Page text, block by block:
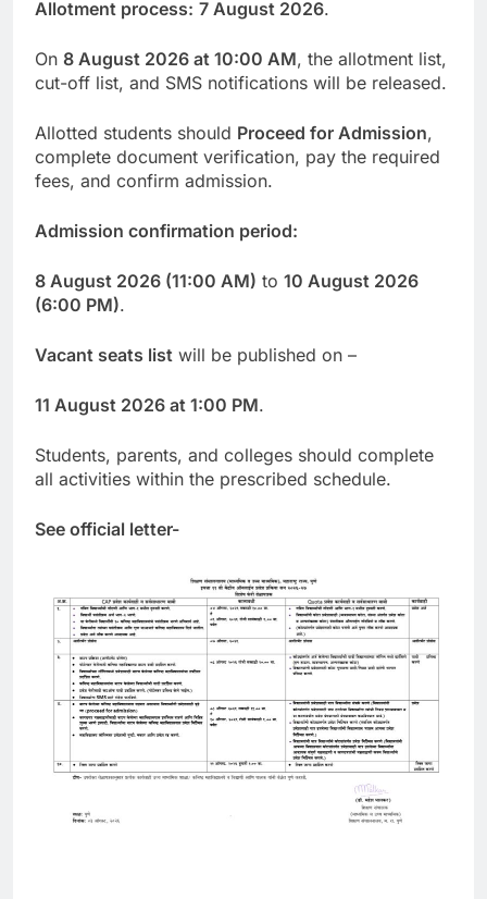
Allotment process: 7 August 2026.
On 8 August 2026 at 10:00 AM, the allotment list,
cut-off list, and SMS notifications will be released.
Allotted students should Proceed for Admission,
complete document verification, pay the required
fees, and confirm admission.
Admission confirmation period:
8 August 2026 (11:00 AM) to 10 August 2026
(6:00 PM).
Vacant seats list will be published on –
11 August 2026 at 1:00 PM.
Students, parents, and colleges should complete
all activities within the prescribed schedule.
See official letter-